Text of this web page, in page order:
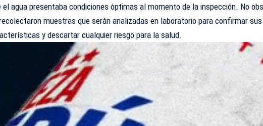
el agua presentaba condiciones óptimas al momento de la inspección. No
muestras que serán analizadas en laboratorio para confirmar sus
y descartar cualquier riesgo para la salud.